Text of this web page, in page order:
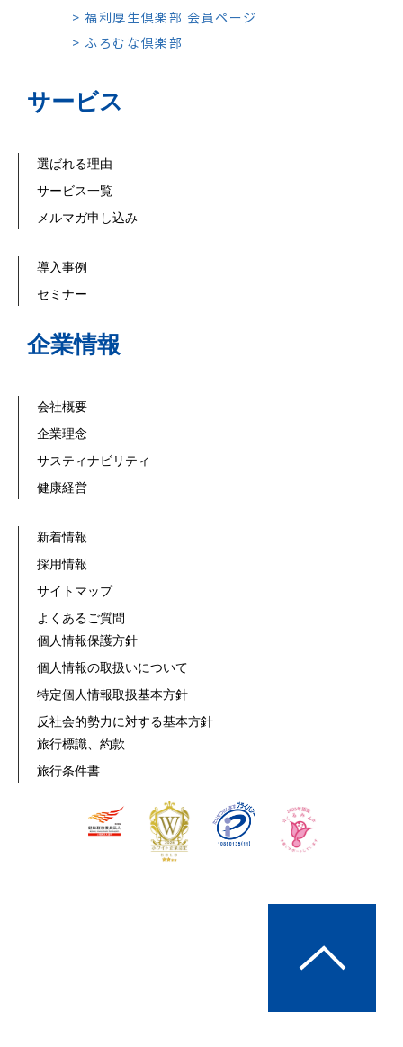
> 福利厚生倶楽部 会員ページ
> ふろむな倶楽部
サービス
選ばれる理由
サービス一覧
メルマガ申し込み
導入事例
セミナー
企業情報
会社概要
企業理念
サスティナビリティ
健康経営
新着情報
採用情報
サイトマップ
よくあるご質問
個人情報保護方針
個人情報の取扱いについて
特定個人情報取扱基本方針
反社会的勢力に対する基本方針
旅行標識、約款
旅行条件書